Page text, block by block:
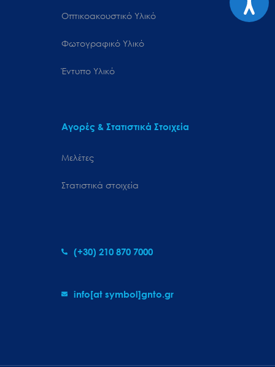
Οπτικοακουστικό Υλικό
Φωτογραφικό Υλικό
Έντυπο Υλικό
Αγορές & Στατιστικά Στοιχεία
Μελέτες
Στατιστικά στοιχεία
(+30) 210 870 7000
info[at symbol]gnto.gr